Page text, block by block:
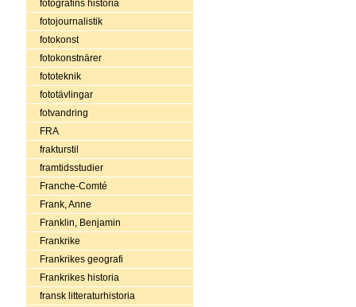
fotografins historia
fotojournalistik
fotokonst
fotokonstnärer
fototeknik
fototävlingar
fotvandring
FRA
frakturstil
framtidsstudier
Franche-Comté
Frank, Anne
Franklin, Benjamin
Frankrike
Frankrikes geografi
Frankrikes historia
fransk litteraturhistoria